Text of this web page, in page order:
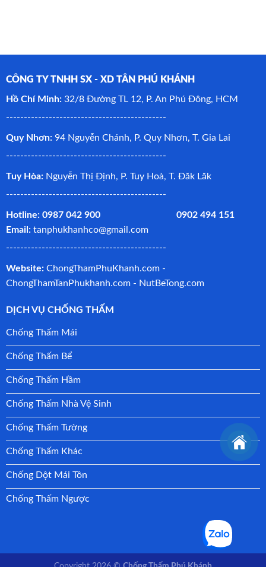
CÔNG TY TNHH SX - XD TÂN PHÚ KHÁNH
Hồ Chí Minh: 32/8 Đường TL 12, P. An Phú Đông, HCM
---------------------------------------------
Quy Nhơn: 94 Nguyễn Chánh, P. Quy Nhơn, T. Gia Lai
---------------------------------------------
Tuy Hòa: Nguyễn Thị Định, P. Tuy Hoà, T. Đăk Lăk
---------------------------------------------
Hotline: 0987 042 900 0902 494 151
Email: tanphukhanhco@gmail.com
---------------------------------------------
Website: ChongThamPhuKhanh.com -
ChongThamTanPhukhanh.com- NutBeTong.com
DỊCH VỤ CHỐNG THẤM
Chống Thấm Mái
Chống Thấm Bể
Chống Thấm Hầm
Chống Thấm Nhà Vệ Sinh
Chống Thấm Tường
Chống Thấm Khác
Chống Dột Mái Tôn
Chống Thấm Ngược